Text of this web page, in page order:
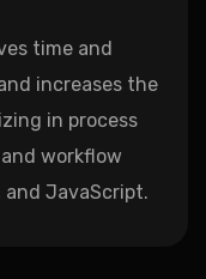
time and
increases the
in process
workflow
JavaScript.